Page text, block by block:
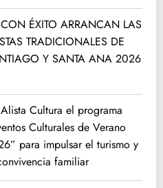
CON ÉXITO ARRANCAN LAS
TRADICIONALES DE
Y SANTA ANA 2026
Alista Cultura el programa
Culturales de Verano
para impulsar el turismo y
familiar